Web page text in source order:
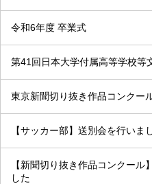
令和6年度 卒業式
第41回日本大学付属高等学校等
東京新聞切り抜き作品コンクー
【サッカー部】送別会を行いま
【新聞切り抜き作品コンクール
した